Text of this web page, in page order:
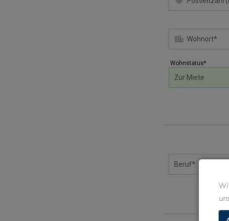
Wohnstatus*